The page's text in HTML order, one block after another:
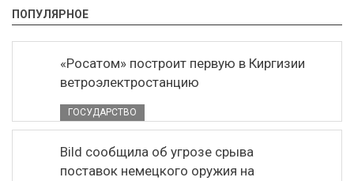
ПОПУЛЯРНОЕ
«Росатом» построит первую в Киргизии
ветроэлектростанцию
ГОСУДАРСТВО
Bild сообщила об угрозе срыва
поставок немецкого оружия на